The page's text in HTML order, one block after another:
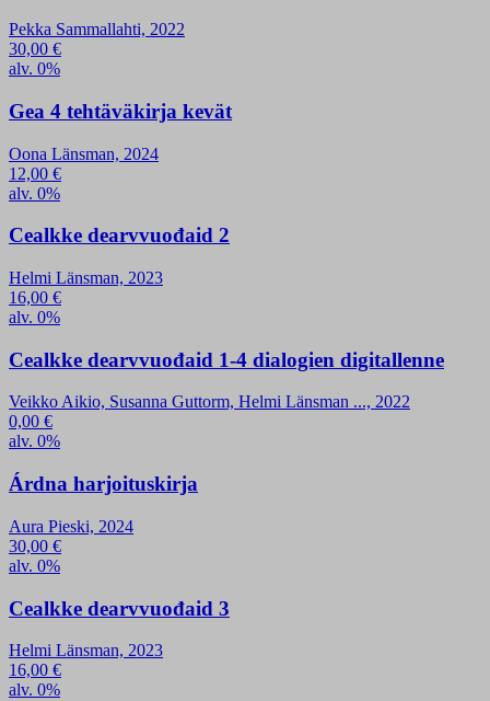
Pekka Sammallahti, 2022
30,00 €
alv. 0%
Gea 4 tehtäväkirja kevät
Oona Länsman, 2024
12,00 €
alv. 0%
Cealkke dearvvuođaid 2
Helmi Länsman, 2023
16,00 €
alv. 0%
Cealkke dearvvuođaid 1-4 dialogien digitallenne
Veikko Aikio, Susanna Guttorm, Helmi Länsman ..., 2022
0,00 €
alv. 0%
Árdna harjoituskirja
Aura Pieski, 2024
30,00 €
alv. 0%
Cealkke dearvvuođaid 3
Helmi Länsman, 2023
16,00 €
alv. 0%